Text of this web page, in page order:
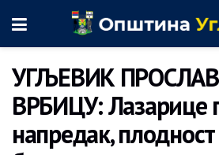
УГЉЕВИК
ВРБИЦУ: Лазарице
напредак,